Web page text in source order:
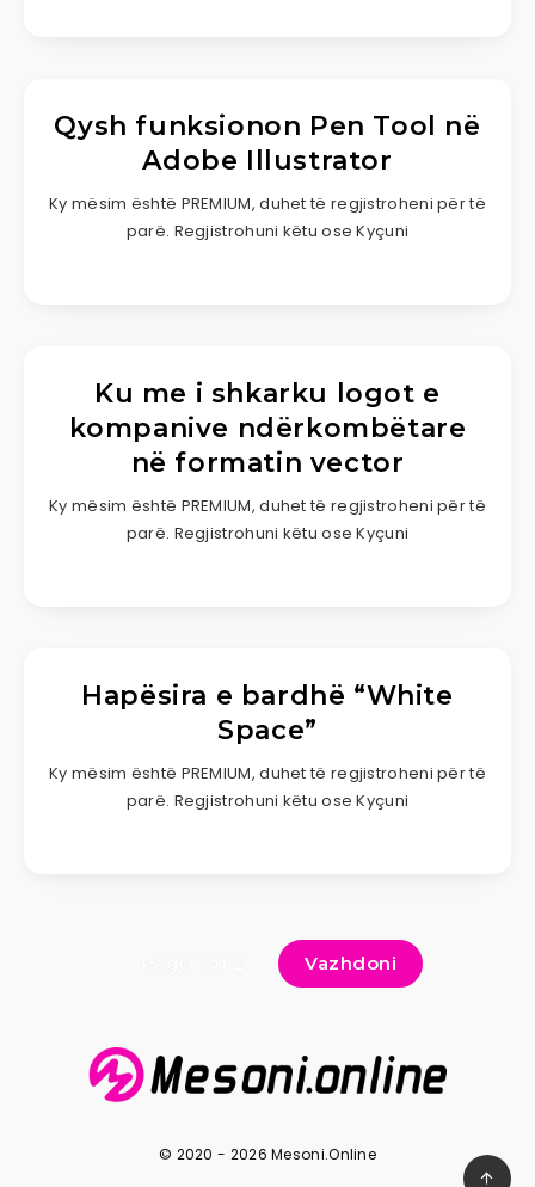
Qysh funksionon Pen Tool në
Adobe Illustrator
Ky mësim është PREMIUM, duhet të regjistroheni për të
parë. Regjistrohuni këtu ose Kyçuni
Ku me i shkarku logot e
kompanive ndërkombëtare
në formatin vector
Ky mësim është PREMIUM, duhet të regjistroheni për të
parë. Regjistrohuni këtu ose Kyçuni
Hapësira e bardhë “White
Space”
Ky mësim është PREMIUM, duhet të regjistroheni për të
parë. Regjistrohuni këtu ose Kyçuni
Vazhdoni
© 2020 - 2026 Mesoni.Online